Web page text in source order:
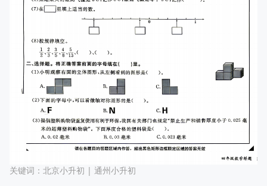
关键词： 北京小升初 | 通州小升初